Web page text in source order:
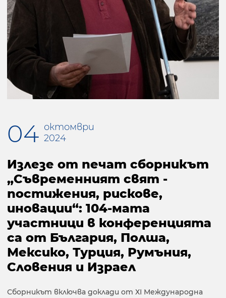
04 октомври
2024
Излезе от печат сборникът
„Съвременният свят -
постижения, рискове,
иновации“: 104-мата
участници в конференцията
са от България, Полша,
Мексико, Турция, Румъния,
Словения и Израел
Сборникът включва доклади от ХІ Международна